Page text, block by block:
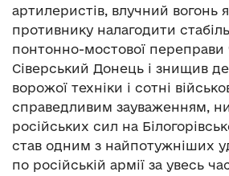
артилеристів, влучний вогонь
противнику налагодити
понтонно-мостової переправи
Сіверський Донець і знищив
ворожої техніки і сотні
справедливим зауваженням,
російських сил на
став одним з найпотужніших
по російській армії за увесь